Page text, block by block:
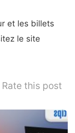
et les billets
le site
Rate this post